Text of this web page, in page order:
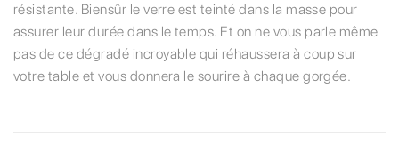
résistante. Biensûr le verre est teinté dans la masse pour
assurer leur durée dans le temps. Et on ne vous parle même
pas de ce dégradé incroyable qui réhaussera à coup sur
votre table et vous donnera le sourire à chaque gorgée.